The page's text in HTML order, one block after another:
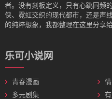
者。没有刻板定义，只有心跳同频
侠、霓虹交织的现代都市，还是声
的纯粹想象，我都整理在这里分享
乐可小说网
青春漫画
多元剧集